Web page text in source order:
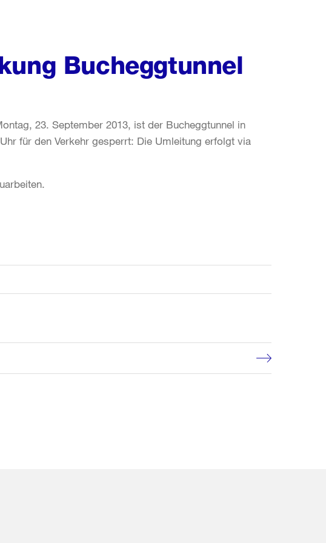
Bucheggtunnel
23. September 2013, ist der Bucheggtunnel in
für den Verkehr gesperrt: Die Umleitung erfolgt via